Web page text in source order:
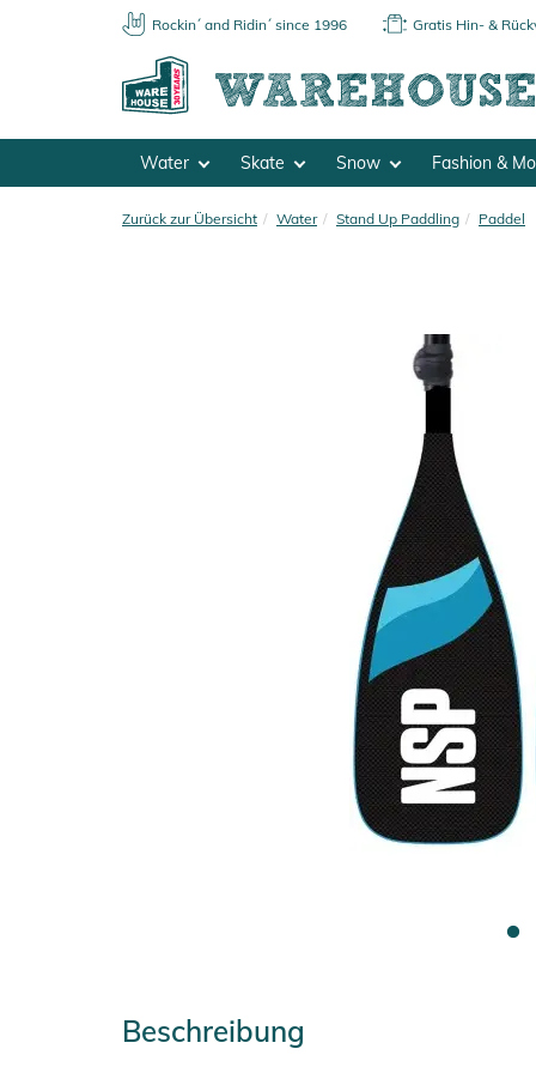
Rockin´ and Ridin´ since 1996 Gratis Hin- &
Water Skate Snow Fashion &
Zurück zur Übersicht Water Stand Up Paddling Paddel
Beschreibung